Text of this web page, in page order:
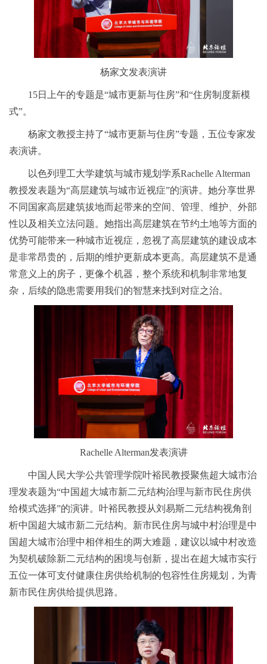
杨家文发表演讲
15日上午的专题是“城市更新与住房”和“住房制度新模
式”。
杨家文教授主持了“城市更新与住房”专题，五位专家发
表演讲。
以色列理工大学建筑与城市规划学系Rachelle Alterman
教授发表题为“高层建筑与城市近视症”的演讲。她分享世界
不同国家高层建筑拔地而起带来的空间、管理、维护、外部
性以及相关立法问题。她指出高层建筑在节约土地等方面的
优势可能带来一种城市近视症，忽视了高层建筑的建设成本
是非常昂贵的，后期的维护更新成本更高。高层建筑不是通
常意义上的房子，更像个机器，整个系统和机制非常地复
杂，后续的隐患需要用我们的智慧来找到对症之治。
Rachelle Alterman发表演讲
中国人民大学公共管理学院叶裕民教授聚焦超大城市治
理发表题为“中国超大城市新二元结构治理与新市民住房供
给模式选择”的演讲。叶裕民教授从刘易斯二元结构视角剖
析中国超大城市新二元结构。新市民住房与城中村治理是中
国超大城市治理中相伴相生的两大难题，建议以城中村改造
为契机破除新二元结构的困境与创新，提出在超大城市实行
五位一体可支付健康住房供给机制的包容性住房规划，为青
新市民住房供给提供思路。